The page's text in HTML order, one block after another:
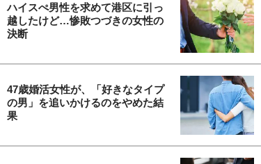
ハイスぺ男性を求めて港区に引っ
越したけど…惨敗つづきの女性の
決断
47歳婚活女性が、「好きなタイプ
の男」を追いかけるのをやめた結
果